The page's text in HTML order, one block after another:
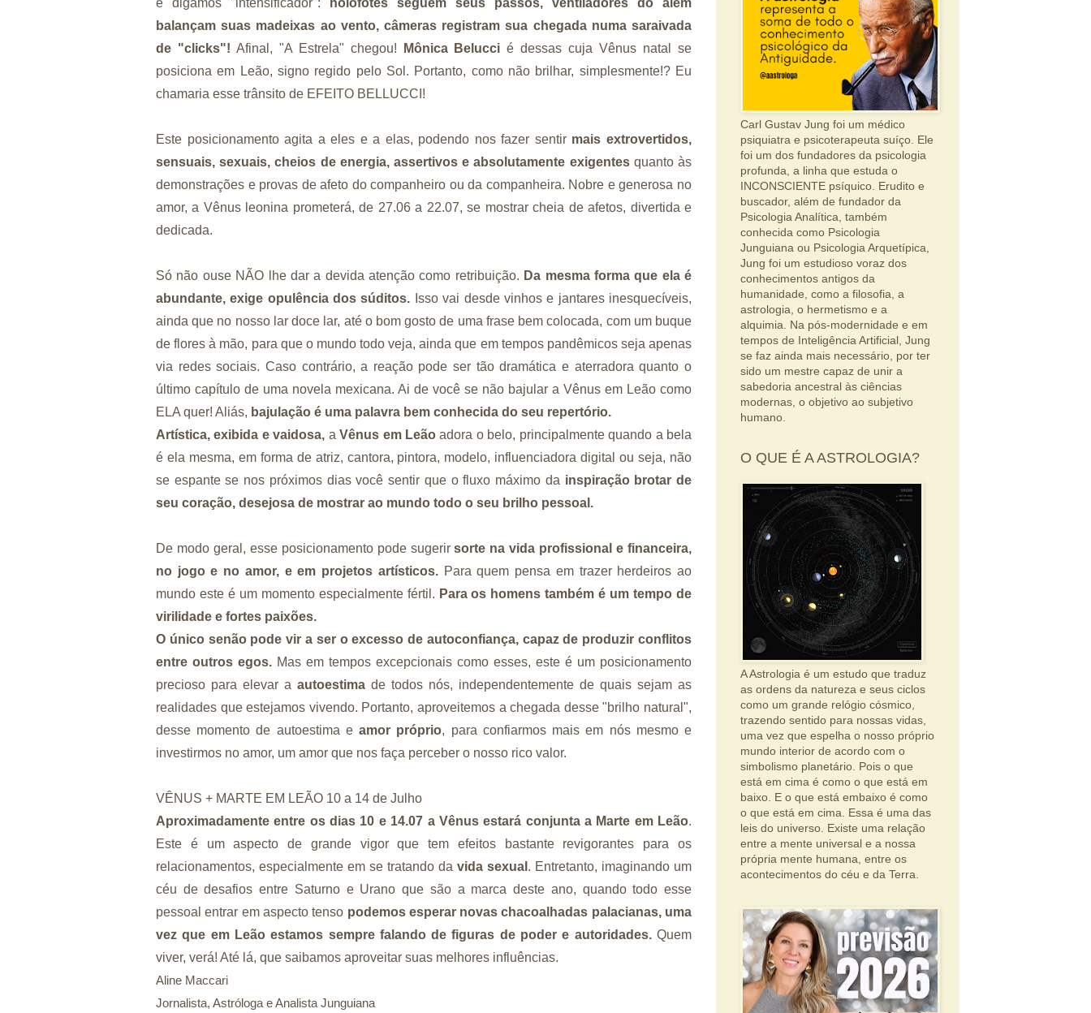
balançam suas madeixas ao vento, câmeras registram sua chegada numa saraivada
de "clicks"! Afinal, "A Estrela" chegou! Mônica Beluccié dessas cuja Vênus natal se
posiciona em Leão, signo regido pelo Sol. Portanto, como não brilhar, simplesmente!? Eu
chamaria esse trânsito de EFEITO BELLUCCI!
Este posicionamento agita a eles e a elas, podendo nos fazer sentir mais extrovertidos,
sensuais, sexuais, cheios de energia, assertivos e absolutamente exigentesquanto às
demonstrações e provas de afeto do companheiro ou da companheira. Nobre e generosa no
amor, a Vênus leonina prometerá, de 27.06 a 22.07, se mostrar cheia de afetos, divertida e
dedicada.
Só não ouse NÃO lhe dar a devida atenção como retribuição. Da mesma forma que ela é
abundante, exige opulência dos súditos. Isso vai desde vinhos e jantares inesquecíveis,
ainda que no nosso lar doce lar, até o bom gosto de uma frase bem colocada, com um buque
de flores à mão, para que o mundo todo veja, ainda que em tempos pandêmicos seja apenas
via redes sociais. Caso contrário, a reação pode ser tão dramática e aterradora quanto o
último capítulo de uma novela mexicana. Ai de você se não bajular a Vênus em Leão como
ELA quer! Aliás, bajulação é uma palavra bem conhecida do seu repertório.
Artística, exibida e vaidosa, aVênus em Leãoadora o belo, principalmente quando a bela
é ela mesma, em forma de atriz, cantora, pintora, modelo, influenciadora digital ou seja, não
se espante se nos próximos dias você sentir que o fluxo máximo da inspiração brotar de
seu coração, desejosa de mostrar ao mundo todo o seu brilho pessoal.
De modo geral, esse posicionamento pode sugerirsorte na vida profissional e financeira,
no jogo e no amor, e em projetos artísticos.Para quem pensa em trazer herdeiros ao
mundo este é um momento especialmente fértil. Para os homens também é um tempo de
virilidade e fortes paixões.
O único senão pode vir a ser o excesso de autoconfiança, capaz de produzir conflitos
entre outros egos. Mas em tempos excepcionais como esses, este é um posicionamento
precioso para elevar a autoestima de todos nós, independentemente de quais sejam as
realidades que estejamos vivendo. Portanto, aproveitemos a chegada desse "brilho natural",
desse momento de autoestima eamor próprio, para confiarmos mais em nós mesmo e
investirmos no amor, um amor que nos faça perceber o nosso rico valor.
VÊNUS + MARTE EM LEÃO 10 a 14 de Julho
Aproximadamente entre os dias 10 e 14.07 a Vênus estará conjunta a Marte em Leão.
Este é um aspecto de grande vigor que tem efeitos bastante revigorantes para os
relacionamentos, especialmente em se tratando da vida sexual . Entretanto, imaginando um
céu de desafios entre Saturno e Urano que são a marca deste ano, quando todo esse
pessoal entrar em aspecto tenso podemos esperar novas chacoalhadas palacianas, uma
vez que em Leão estamos sempre falando de figuras de poder e autoridades.Quem
viver, verá! Até lá, que saibamos aproveitar suas melhores influências.
Aline Maccari
Jornalista, Astróloga e Analista Junguiana
Carl Gustav Jung foi um médico
psiquiatra e psicoterapeuta suíço. Ele
foi um dos fundadores da psicologia
profunda, a linha que estuda o
INCONSCIENTE psíquico. Erudito e
buscador, além de fundador da
Psicologia Analítica, também
conhecida como Psicologia
Junguiana ou Psicologia Arquetípica,
Jung foi um estudioso voraz dos
conhecimentos antigos da
humanidade, como a filosofia, a
astrologia, o hermetismo e a
alquimia. Na pós-modernidade e em
tempos de Inteligência Artificial, Jung
se faz ainda mais necessário, por ter
sido um mestre capaz de unir a
sabedoria ancestral às ciências
modernas, o objetivo ao subjetivo
humano.
O QUE É A ASTROLOGIA?
A Astrologia é um estudo que traduz
as ordens da natureza e seus ciclos
como um grande relógio cósmico,
trazendo sentido para nossas vidas,
uma vez que espelha o nosso próprio
mundo interior de acordo com o
simbolismo planetário. Pois o que
está em cima é como o que está em
baixo. E o que está embaixo é como
o que está em cima. Essa é uma das
leis do universo. Existe uma relação
entre a mente universal e a nossa
própria mente humana, entre os
acontecimentos do céu e da Terra.